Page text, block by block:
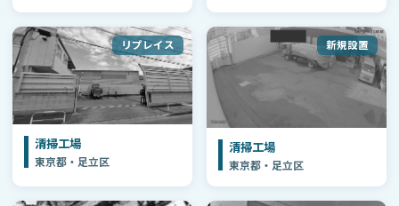
リプレイス
清掃工場
東京都・足立区
新規設置
清掃工場
東京都・足立区